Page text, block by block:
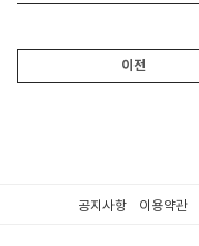
이전
공지사항 이용약관